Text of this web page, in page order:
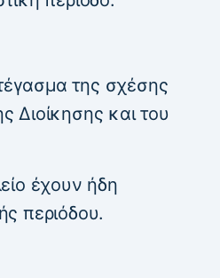
της σχέσης
Διοίκησης και του
έχουν ήδη
περιόδου.